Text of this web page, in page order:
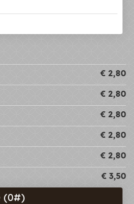
€ 2,80
€ 2,80
€ 2,80
€ 2,80
€ 2,80
€ 3,50
(0#)